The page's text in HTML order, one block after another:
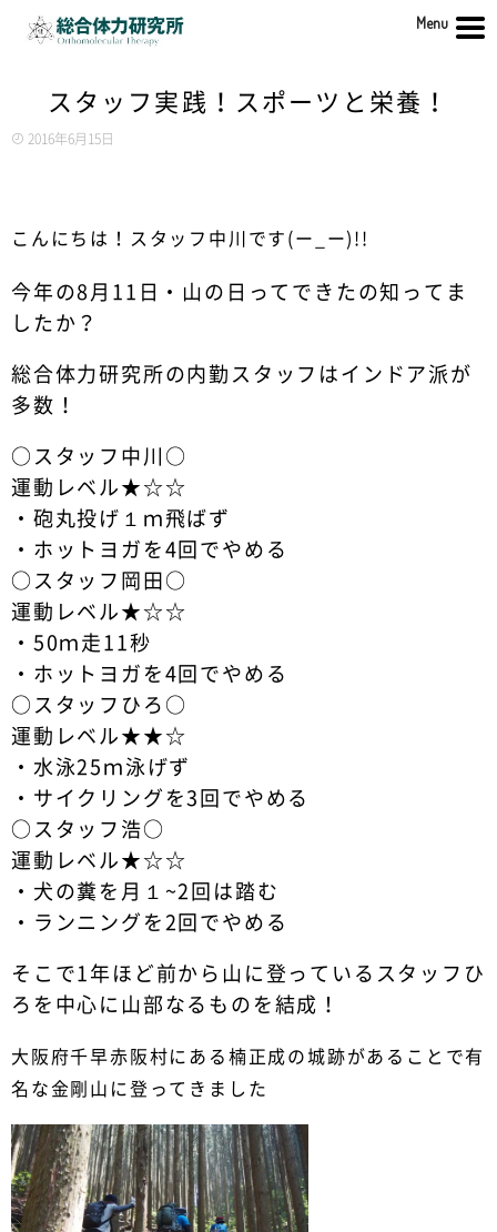
スタッフ実践！スポーツと栄養！
2016年6月15日
こんにちは！スタッフ中川です(ー_ー)!!
今年の8月11日・山の日ってできたの知ってま
したか？
総合体力研究所の内勤スタッフはインドア派が
多数！
○スタッフ中川○
運動レベル★☆☆
・砲丸投げ１ｍ飛ばず
・ホットヨガを4回でやめる
○スタッフ岡田○
運動レベル★☆☆
・50ｍ走11秒
・ホットヨガを4回でやめる
○スタッフひろ○
運動レベル★★☆
・水泳25ｍ泳げず
・サイクリングを3回でやめる
○スタッフ浩○
運動レベル★☆☆
・犬の糞を月１~2回は踏む
・ランニングを2回でやめる
そこで1年ほど前から山に登っているスタッフひ
ろを中心に山部なるものを結成！
大阪府千早赤阪村にある楠正成の城跡があることで有
名な金剛山に登ってきました
Menu